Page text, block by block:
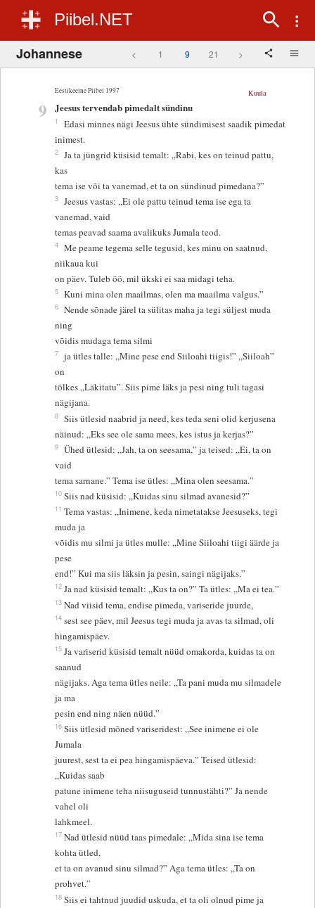
Piibel.NET
Johannese < 1 9 21 >
Eestikeelne Piibel 1997
9
Kuula
Jeesus tervendab pimedalt sündinu
1
Edasi minnes nägi Jeesus ühte sündimisest saadik pimedat
inimest.
2 Ja ta jüngrid küsisid temalt: „Rabi, kes on teinud pattu,
kas
tema ise või ta vanemad, et ta on sündinud pimedana?”
3 Jeesus vastas: „Ei ole pattu teinud tema ise ega ta
vanemad, vaid
temas peavad saama avalikuks Jumala teod.
4 Me peame tegema selle tegusid, kes minu on saatnud,
niikaua kui
on päev. Tuleb öö, mil ükski ei saa midagi teha.
5 Kuni mina olen maailmas, olen ma maailma valgus.”
6 Nende sõnade järel ta sülitas maha ja tegi süljest muda
ning
võidis mudaga tema silmi
7 ja ütles talle: „Mine pese end Siiloahi tiigis!” „Siiloah”
on
tõlkes „Läkitatu”. Siis pime läks ja pesi ning tuli tagasi
nägijana.
8 Siis ütlesid naabrid ja need, kes teda seni olid kerjusena
näinud: „Eks see ole sama mees, kes istus ja kerjas?”
9 Ühed ütlesid: „Jah, ta on seesama,” ja teised: „Ei, ta on
vaid
tema sarnane.” Tema ise ütles: „Mina olen seesama.”
10 Siis nad küsisid: „Kuidas sinu silmad avanesid?”
11 Tema vastas: „Inimene, keda nimetatakse Jeesuseks, tegi
muda ja
võidis mu silmi ja ütles mulle: „Mine Siiloahi tiigi äärde ja
pese
end!” Kui ma siis läksin ja pesin, saingi nägijaks.”
12 Ja nad küsisid temalt: „Kus ta on?” Ta ütles: „Ma ei tea.”
13 Nad viisid tema, endise pimeda, variseride juurde,
14 sest see päev, mil Jeesus tegi muda ja avas ta silmad, oli
hingamispäev.
15 Ja variserid küsisid temalt nüüd omakorda, kuidas ta on
saanud
nägijaks. Aga tema ütles neile: „Ta pani muda mu silmadele
ja ma
pesin end ning näen nüüd.”
16 Siis ütlesid mõned variseridest: „See inimene ei ole
Jumala
juurest, sest ta ei pea hingamispäeva.” Teised ütlesid:
„Kuidas saab
patune inimene teha niisuguseid tunnustähti?” Ja nende
vahel oli
lahkmeel.
17 Nad ütlesid nüüd taas pimedale: „Mida sina ise tema
kohta ütled,
et ta on avanud sinu silmad?” Aga tema ütles: „Ta on
prohvet.”
18 Siis ei tahtnud juudid uskuda, et ta oli olnud pime ja